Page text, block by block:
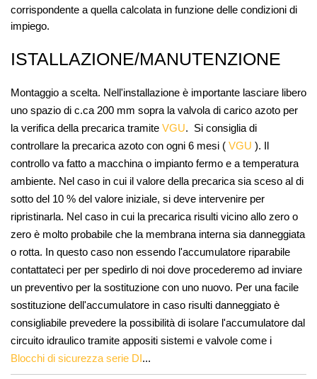
corrispondente a quella calcolata in funzione delle condizioni di
impiego.
ISTALLAZIONE/MANUTENZIONE
Montaggio a scelta. Nell'installazione è importante lasciare libero
uno spazio di c.ca 200 mm sopra la valvola di carico azoto per
la verifica della precarica tramite VGU. Si consiglia di
controllare la precarica azoto con ogni 6 mesi ( VGU ). Il
controllo va fatto a macchina o impianto fermo e a temperatura
ambiente. Nel caso in cui il valore della precarica sia sceso al di
sotto del 10 % del valore iniziale, si deve intervenire per
ripristinarla. Nel caso in cui la precarica risulti vicino allo zero o
zero è molto probabile che la membrana interna sia danneggiata
o rotta. In questo caso non essendo l'accumulatore riparabile
contattateci per per spedirlo di noi dove procederemo ad inviare
un preventivo per la sostituzione con uno nuovo. Per una facile
sostituzione dell'accumulatore in caso risulti danneggiato è
consigliabile prevedere la possibilità di isolare l'accumulatore dal
circuito idraulico tramite appositi sistemi e valvole come i
Blocchi di sicurezza serie DI...